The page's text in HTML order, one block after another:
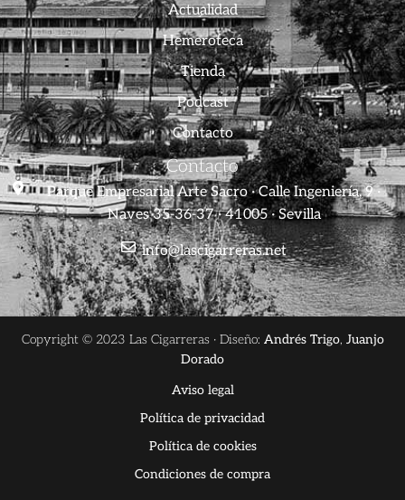
Actualidad
Hemeroteca
Tienda
Podcast
Contacto
Contacto
Parque Empresarial Arte Sacro · Calle Ingeniería, 9 ·
Naves 35-36-37 · 41005 · Sevilla
info@lascigarreras.net
Copyright © 2023 Las Cigarreras · Diseño: Andrés Trigo, Juanjo
Dorado
Aviso legal
Política de privacidad
Política de cookies
Condiciones de compra